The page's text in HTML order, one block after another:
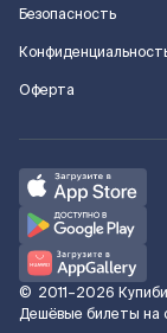
Безопасность
Оферта
© 2011–2026
Дешёвые билеты на